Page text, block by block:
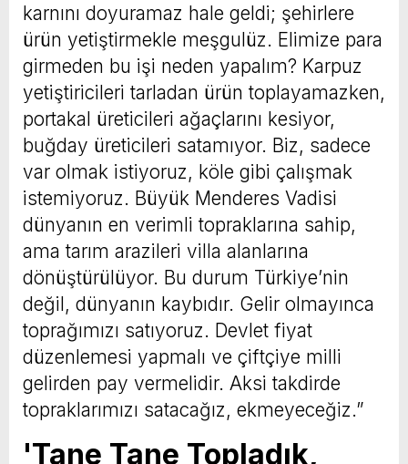
karnını doyuramaz hale geldi; şehirlere
ürün yetiştirmekle meşgulüz. Elimize para
girmeden bu işi neden yapalım? Karpuz
yetiştiricileri tarladan ürün toplayamazken,
portakal üreticileri ağaçlarını kesiyor,
buğday üreticileri satamıyor. Biz, sadece
var olmak istiyoruz, köle gibi çalışmak
istemiyoruz. Büyük Menderes Vadisi
dünyanın en verimli topraklarına sahip,
ama tarım arazileri villa alanlarına
dönüştürülüyor. Bu durum Türkiye’nin
değil, dünyanın kaybıdır. Gelir olmayınca
toprağımızı satıyoruz. Devlet fiyat
düzenlemesi yapmalı ve çiftçiye milli
gelirden pay vermelidir. Aksi takdirde
topraklarımızı satacağız, ekmeyeceğiz.”
'Tane Tane Topladık,